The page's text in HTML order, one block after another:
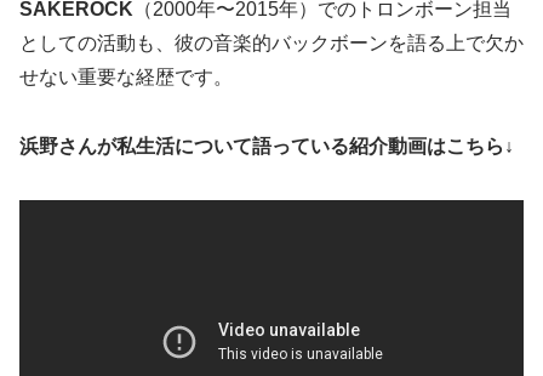
SAKEROCK （2000年〜2015年）でのトロンボーン担当
としての活動も、彼の音楽的バックボーンを語る上で欠か
せない重要な経歴です。
浜野さんが私生活について語っている紹介動画はこちら↓